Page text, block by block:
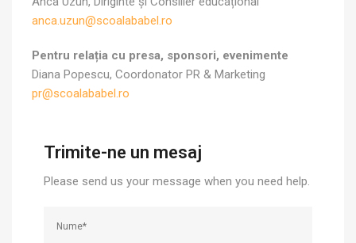
anca.uzun@scoalababel.ro
Pentru relația cu presa, sponsori, evenimente
Diana Popescu, Coordonator PR & Marketing
pr@scoalababel.ro
Trimite-ne un mesaj
Please send us your message when you need help.